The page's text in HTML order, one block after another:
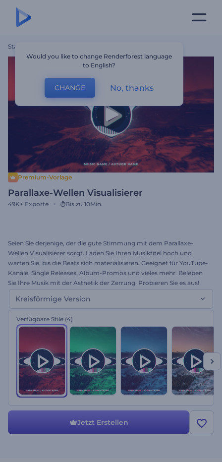
Startseite
Premium-Vorlage
Parallaxe-Wellen Visualisierer
49K+ Exporte Bis zu 10Min.
Seien Sie derjenige, der die gute Stimmung mit dem Parallaxe-
Wellen Visualisierer sorgt. Laden Sie Ihren Musiktitel hoch und
warten Sie, bis die Beats sich materialisieren. Geeignet für YouTube-
Kanäle, Single Releases, Album-Promos und vieles mehr. Beleben
Sie Ihre Musik mit der Ästhetik der Zerrung. Probieren Sie es aus!
Kreisförmige Version
Verfügbare Stile (4)
Jetzt Erstellen
Would you like to change Renderforest language
to English?
CHANGE No, thanks